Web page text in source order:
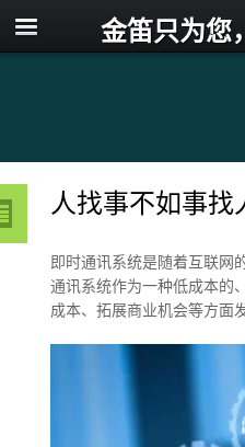
金笛只为您
人找事不如事
即时通讯系统是随着互联网
通讯系统作为一种低成本的
成本、拓展商业机会等方面